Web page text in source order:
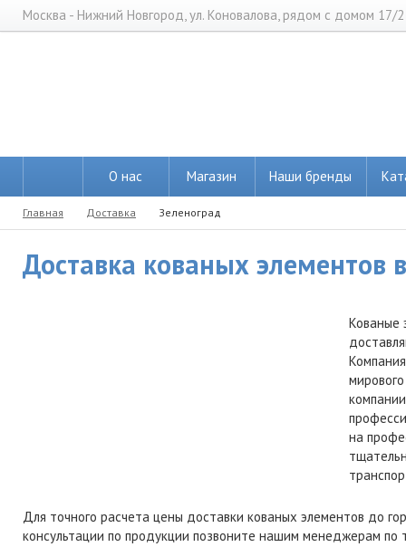
Москва - Нижний Новгород, ул. Коновалова, рядом с домом 17/2
О нас Магазин Наши бренды
Главная Доставка Зеленоград
Доставка кованых элементов
Кованые
на
Для точного расчета цены доставки кованых элементов до
консультации по продукции позвоните нашим менеджерам